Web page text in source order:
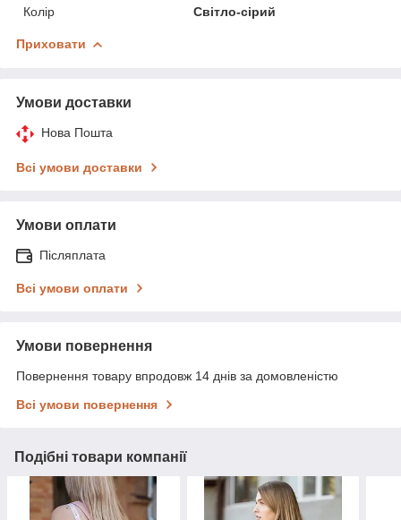
Колір
Світло-сірий
Приховати
Умови доставки
Нова Пошта
Всі умови доставки
Умови оплати
Післяплата
Всі умови оплати
Умови повернення
Повернення товару впродовж 14 днів за домовленістю
Всі умови повернення
Подібні товари компанії